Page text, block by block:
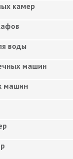
камер
воды
машин
машин